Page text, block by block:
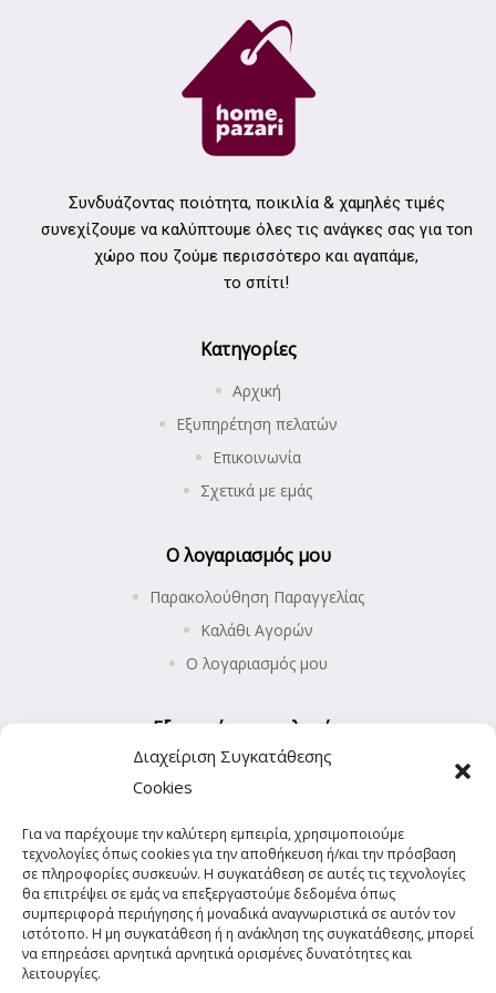
Διαχείριση Συγκατάθεσης
Cookies
Για να παρέχουμε την καλύτερη εμπειρία, χρησιμοποιούμε
τεχνολογίες όπως cookies για την αποθήκευση ή/και την πρόσβαση
σε πληροφορίες συσκευών. Η συγκατάθεση σε αυτές τις τεχνολογίες
θα επιτρέψει σε εμάς να επεξεργαστούμε δεδομένα όπως
συμπεριφορά περιήγησης ή μοναδικά αναγνωριστικά σε αυτόν τον
ιστότοπο. Η μη συγκατάθεση ή η ανάκληση της συγκατάθεσης, μπορεί
να επηρεάσει αρνητικά αρνητικά ορισμένες δυνατότητες και
λειτουργίες.
Συνδυάζοντας ποιότητα, ποικιλία & χαμηλές τιμές
συνεχίζουμε να καλύπτουμε όλες τις ανάγκες σας για τοn
χώρο που ζούμε περισσότερο και αγαπάμε,
το σπίτι!
Κατηγορίες
Αρχική
Εξυπηρέτηση πελατών
Επικοινωνία
Σχετικά με εμάς
Ο λογαριασμός μου
Παρακολούθηση Παραγγελίας
Καλάθι Αγορών
Ο λογαριασμός μου
Εξυπηρέτηση πελατών
Επιστροφές προϊόντων
Πολιτική Απορρήτου
Πολιτική Cookies (ΕΕ)